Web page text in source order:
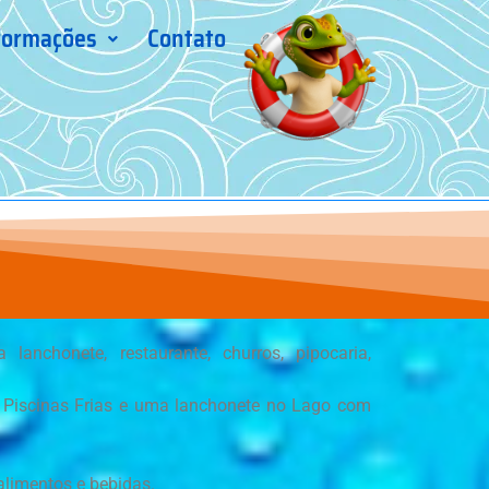
Contato
restaurante, churros, pipocaria,
Frias e uma lanchonete no Lago com
e bebidas.